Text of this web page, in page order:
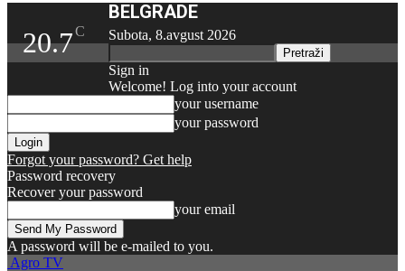
20.7C
BELGRADE
Subota, 8.avgust 2026
Sign in
Welcome! Log into your account
your username
your password
Forgot your password? Get help
Password recovery
Recover your password
your email
A password will be e-mailed to you.
Agro TV